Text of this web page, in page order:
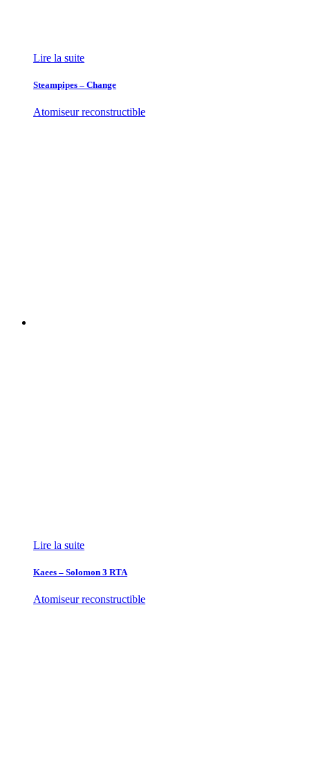
Lire la suite
Steampipes – Change
Atomiseur reconstructible
Lire la suite
Kaees – Solomon 3 RTA
Atomiseur reconstructible